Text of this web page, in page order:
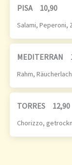
PISA 10,90
Salami, Peperoni,
MEDITERRAN
Rahm,
TORRES 12,90
Chorizzo,